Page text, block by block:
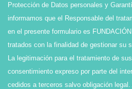
Protección de Datos personales y
informamos que el Responsable del
en el presente formulario es
tratados con la finalidad de gestionar su
La legitimación para el tratamiento de
consentimiento expreso por parte del
cedidos a terceros salvo obligación